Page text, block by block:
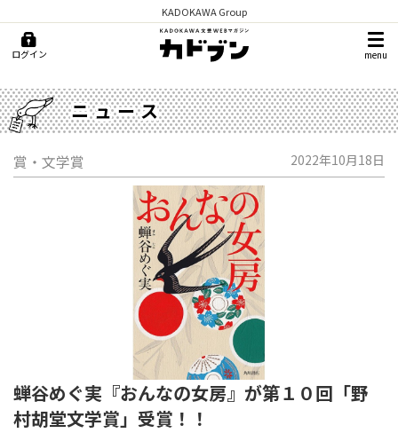
KADOKAWA Group
ログイン menu
ニュース
賞・文学賞 2022年10月18日
蝉谷めぐ実『おんなの女房』が第１０回「野
村胡堂文学賞」受賞！！